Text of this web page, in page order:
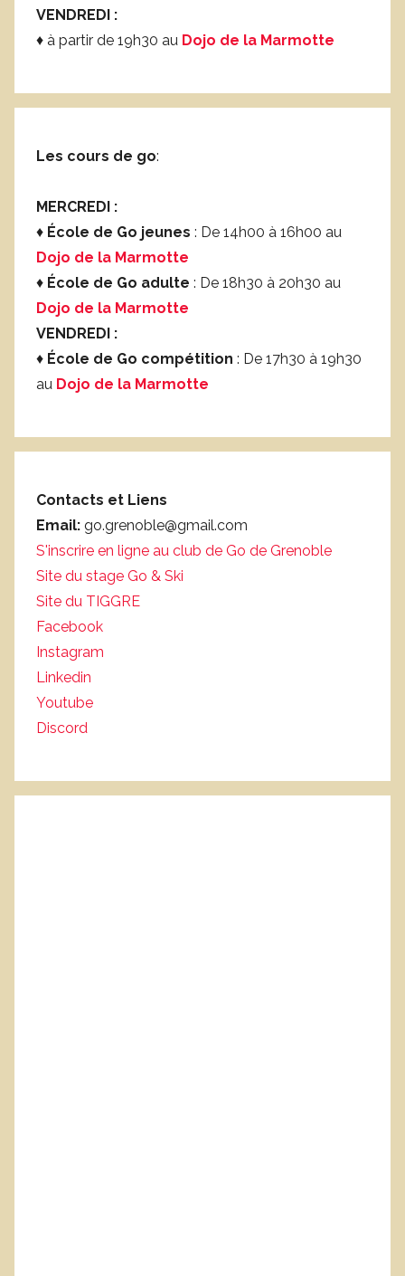
VENDREDI :
♦ à partir de 19h30 au Dojo de la Marmotte
Les cours de go:
MERCREDI :
♦ École de Go jeunes : De 14h00 à 16h00 au
Dojo de la Marmotte
♦ École de Go adulte : De 18h30 à 20h30 au
Dojo de la Marmotte
VENDREDI :
♦ École de Go compétition : De 17h30 à 19h30
au Dojo de la Marmotte
Contacts et Liens
Email: go.grenoble@gmail.com
S'inscrire en ligne au club de Go de Grenoble
Site du stage Go & Ski
Site du TIGGRE
Facebook
Instagram
Linkedin
Youtube
Discord